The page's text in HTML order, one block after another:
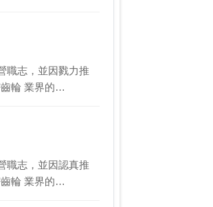
職志，並因戮力推
齒輪 業界的…
職志，並因認真推
齒輪 業界的…